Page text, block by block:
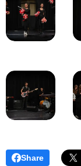
Share